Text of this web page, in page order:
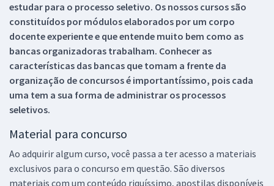
estudar para o processo seletivo. Os nossos cursos são
constituídos por módulos elaborados por um corpo
docente experiente e que entende muito bem como as
bancas organizadoras trabalham. Conhecer as
características das bancas que tomam a frente da
organização de concursos é importantíssimo, pois cada
uma tem a sua forma de administrar os processos
seletivos.
Material para concurso
Ao adquirir algum curso, você passa a ter acesso a materiais
exclusivos para o concurso em questão. São diversos
materiais com um conteúdo riquíssimo, apostilas disponíveis